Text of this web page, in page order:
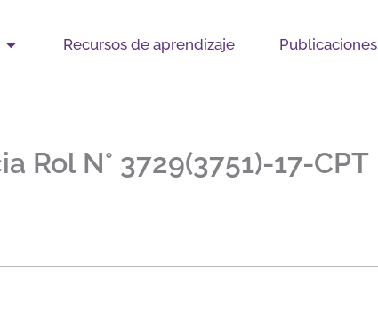
Open Observatorio
Recursos de aprendizaje Publicaciones
Rol N° 3729(3751)-17-CPT